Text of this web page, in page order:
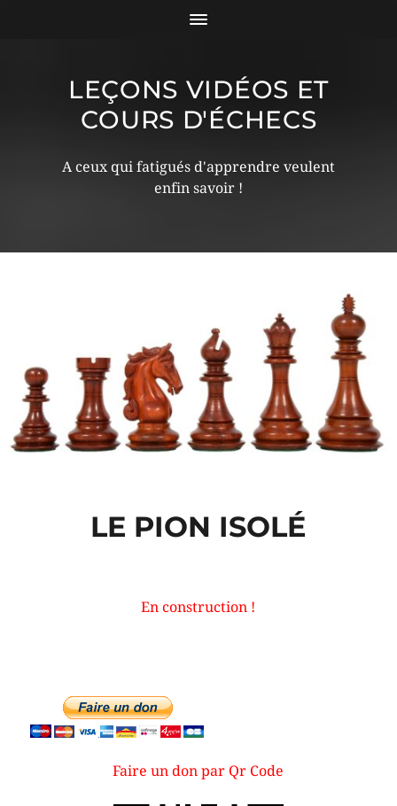
LEÇONS VIDÉOS ET
COURS D'ÉCHECS
A ceux qui fatigués d'apprendre veulent
enfin savoir !
LE PION ISOLÉ
En construction !
Faire un don par Qr Code